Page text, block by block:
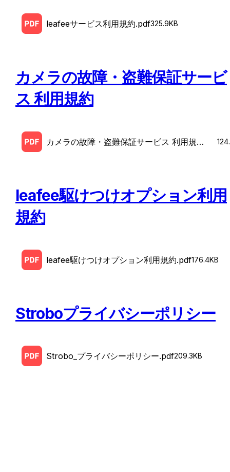
leafeeサービス利用規約.pdf325.9KB
カメラの故障・盗難保証サービ
ス 利用規約
カメラの故障・盗難保証サービス 利用規
leafee駆けつけオプション利用
規約
leafee駆けつけオプション利用規約.pdf176.4KB
Stroboプライバシーポリシー
Strobo_プライバシーポリシー.pdf209.3KB